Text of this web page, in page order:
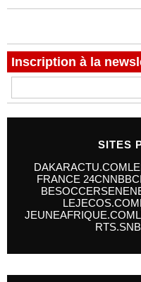
Inscription à la
SITES
DAKARACTU.COM
FRANCE 24CNNBBC
BESOCCER
LEJECOS.COM
JEUNEAFRIQUE.COM
RTS.SN